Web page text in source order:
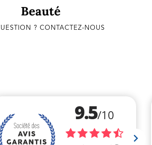
Beauté
? CONTACTEZ-NOUS